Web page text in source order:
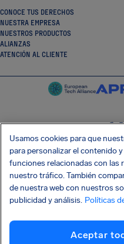
CONOCE TUS DERECHOS
NUESTRA EMPRESA
NUESTROS PRODUCTOS
ALIANZAS
ATENCIÓN AL CLIENTE
CONSIGUE
Términos y condicionesPolítica de
Usamos cookies para que
para personalizar el contenido
funciones relacionadas con las
nuestro tráfico. También
de nuestra web con nuestros
publicidad y análisis. Políticas
Aceptar